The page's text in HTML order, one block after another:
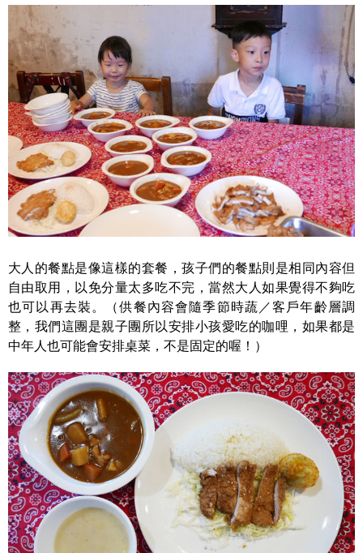
大人的餐點是像這樣的套餐，孩子們的餐點則是相同內容但
自由取用，以免分量太多吃不完，當然大人如果覺得不夠吃
也可以再去裝。（供餐內容會隨季節時蔬／客戶年齡層調
整，我們這團是親子團所以安排小孩愛吃的咖哩，如果都是
中年人也可能會安排桌菜，不是固定的喔！）